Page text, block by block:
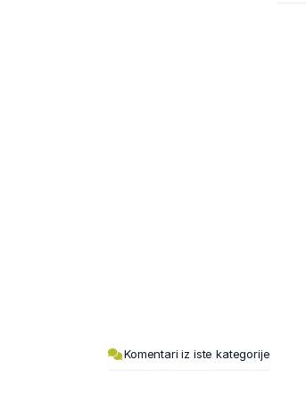
Komentari iz iste kategorije